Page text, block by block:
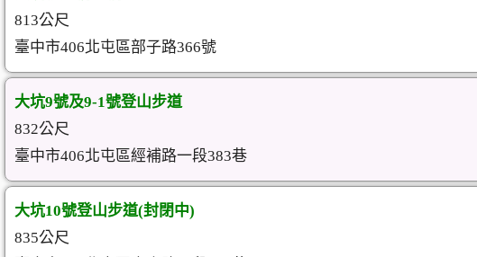
813公尺
臺中市406北屯區部子路366號
大坑9號及9-1號登山步道
832公尺
臺中市406北屯區經補路一段383巷
大坑10號登山步道(封閉中)
835公尺